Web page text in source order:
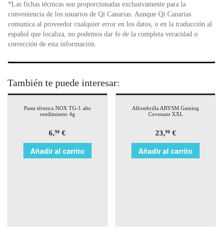
*Las fichas técnicas son proporcionadas exclusivamente para la
conveniencia de los usuarios de Qi Canarias. Aunque Qi Canarias
comunica al proveedor cualquier error en los datos, o en la traducción al
español que localiza, no podemos dar fe de la completa veracidad o
corrección de esta información.
También te puede interesar:
Pasta térmica NOX TG-1 alto
rendimiento 4g
6,90 €
Añadir al carrito
Alfombrilla ABYSM Gaming
Covenant XXL
23,90€
Añadir al carrito